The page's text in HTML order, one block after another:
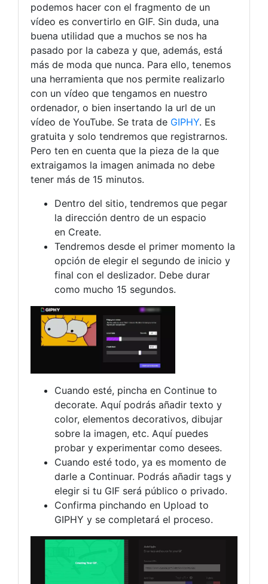
podemos hacer con el fragmento de un
vídeo es convertirlo en GIF. Sin duda, una
buena utilidad que a muchos se nos ha
pasado por la cabeza y que, además, está
más de moda que nunca. Para ello, tenemos
una herramienta que nos permite realizarlo
con un vídeo que tengamos en nuestro
ordenador, o bien insertando la url de un
vídeo de YouTube. Se trata de GIPHY. Es
gratuita y solo tendremos que registrarnos.
Pero ten en cuenta que la pieza de la que
extraigamos la imagen animada no debe
tener más de 15 minutos.
Dentro del sitio, tendremos que pegar
la dirección dentro de un espacio
en Create.
Tendremos desde el primer momento la
opción de elegir el segundo de inicio y
final con el deslizador. Debe durar
como mucho 15 segundos.
Cuando esté, pincha en Continue to
decorate. Aquí podrás añadir texto y
color, elementos decorativos, dibujar
sobre la imagen, etc. Aquí puedes
probar y experimentar como desees.
Cuando esté todo, ya es momento de
darle a Continuar. Podrás añadir tags y
elegir si tu GIF será público o privado.
Confirma pinchando en Upload to
GIPHY y se completará el proceso.